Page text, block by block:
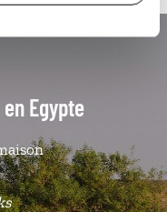
Egypte